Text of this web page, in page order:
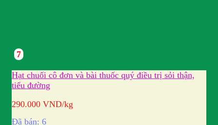
7
Hạt chuối cô đơn và bài thuốc quý điều trị sỏi thận,
tiểu đường
290.000 VND/kg
Đã bán: 6